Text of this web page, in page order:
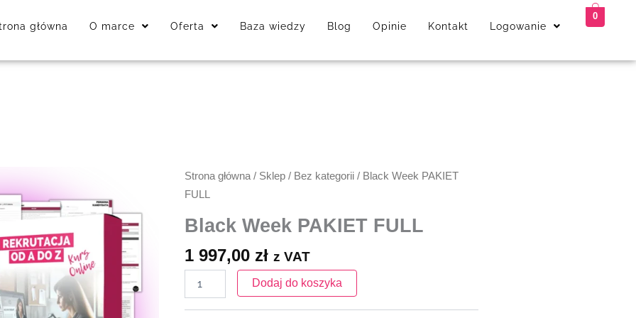
główna O marce Oferta Baza wiedzy Blog Opinie Kontakt Logowanie
0
Strona główna / Sklep / Bez kategorii / Black Week PAKIET
FULL
Black Week PAKIET FULL
1 997,00 zł z VAT
ilość
Week
PAKIET
FULL
Dodaj do koszyka